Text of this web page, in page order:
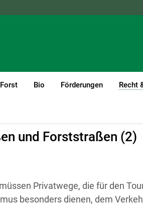
Forst Bio Förderungen Recht
und Forststraßen (2)
Privatwege, die für den
besonders dienen, dem